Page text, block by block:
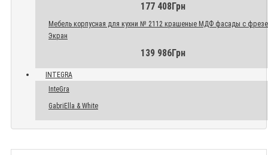
177 408Грн
Мебель корпусная для кухни № 2112 крашеные МДФ фасады с
Экран
139 986Грн
INTEGRA
InteGra
GabriElla & White